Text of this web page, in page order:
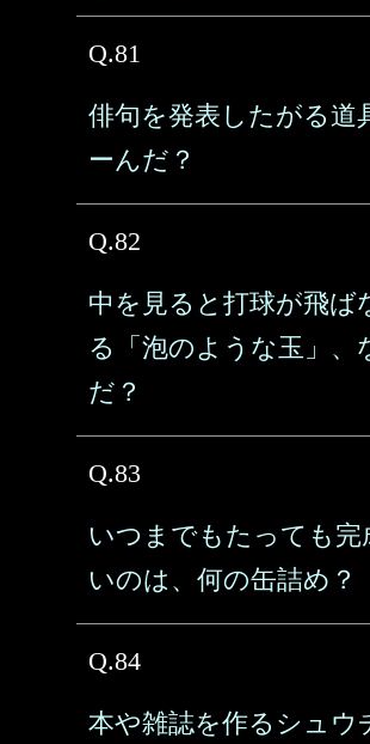
Q.81
俳句を発表したがる道
ーんだ？
Q.82
中を見ると打球が飛ば
る「泡のような玉」、
だ？
Q.83
いつまでもたっても完
いのは、何の缶詰め？
Q.84
本や雑誌を作るシュウ